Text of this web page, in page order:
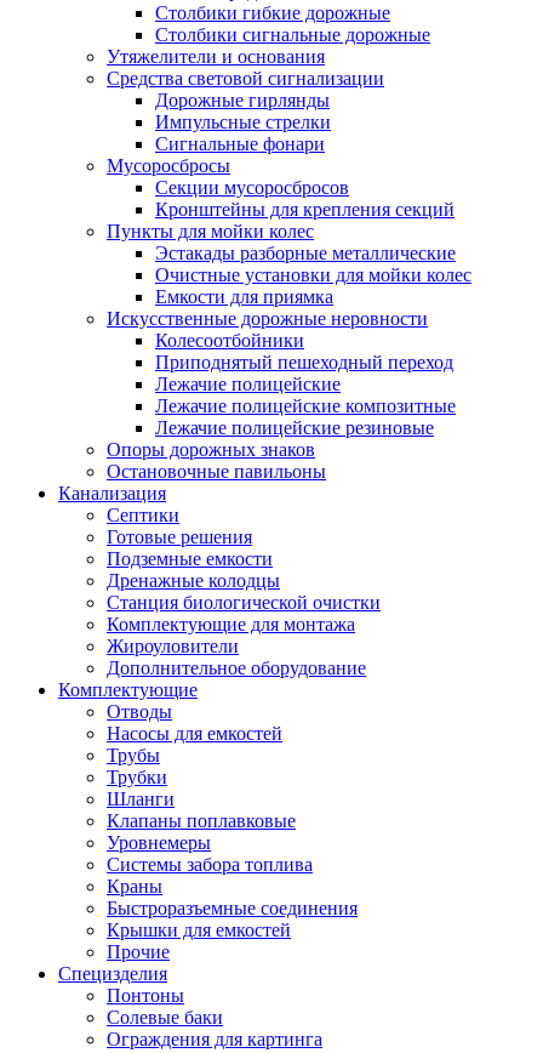
Столбики гибкие дорожные
Столбики сигнальные дорожные
Утяжелители и основания
Средства световой сигнализации
Дорожные гирлянды
Импульсные стрелки
Сигнальные фонари
Мусоросбросы
Секции мусоросбросов
Кронштейны для крепления секций
Пункты для мойки колес
Эстакады разборные металлические
Очистные установки для мойки колес
Емкости для приямка
Искусственные дорожные неровности
Колесоотбойники
Приподнятый пешеходный переход
Лежачие полицейские
Лежачие полицейские композитные
Лежачие полицейские резиновые
Опоры дорожных знаков
Остановочные павильоны
Канализация
Септики
Готовые решения
Подземные емкости
Дренажные колодцы
Станция биологической очистки
Комплектующие для монтажа
Жироуловители
Дополнительное оборудование
Комплектующие
Отводы
Насосы для емкостей
Трубы
Трубки
Шланги
Клапаны поплавковые
Уровнемеры
Системы забора топлива
Краны
Быстроразъемные соединения
Крышки для емкостей
Прочие
Специзделия
Понтоны
Солевые баки
Ограждения для картинга